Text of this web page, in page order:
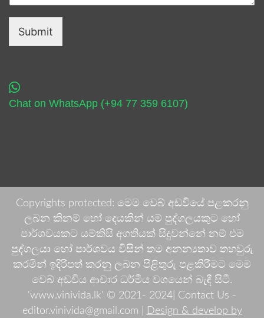
Submit
Chat on WhatsApp (+94 77 359 6107)
Copyrights protected: මෙම වෙබ් අඩවියේ පළකරනු
ලබන කිනම් හෝ දෙයකින් යම් පුද්ගලයකුට හෝ
පාර්ශවයකට යම්කිසි අගතියක් සිදුවන්නේ නම් එම
පුද්ගලයා හෝ පාර්ශවය විසින් තම අනන්‍යතාව තහවුරු
කරමින් ඉදිරිපත් කරනු ලබන පිළිතුරු පළකිරීමට මෙම
වෙබ් අඩවිය ආචාර ධර්මීය වශයෙන් බැඳී සිටී.
'www.vinivida.lk' © 2021- 2024| Contact Us -
editor.vinivida@gmail.com |
Design & develop by